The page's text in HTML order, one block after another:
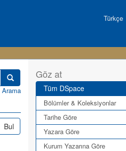
Türkçe
Bul
Göz at
Tüm DSpace
Bölümler & Koleksiyonlar
Tarihe Göre
Yazara Göre
Kurum Yazarına Göre